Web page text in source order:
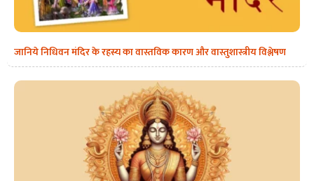
जानिये निधिवन मंदिर के रहस्य का वास्तविक कारण और वास्तुशास्त्रीय विश्लेषण